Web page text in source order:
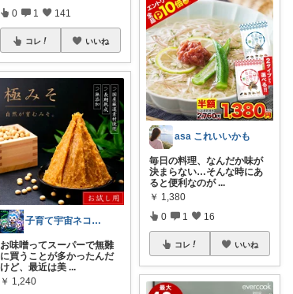
0 1 141
コレ いいね
子育て宇宙ネコ🐈育児日用品ROOM🏠
お味噌ってスーパーで無難
に買うことが多かったんだ
けど、最近は美 ...
￥ 1,240
asa これいいかも
毎日の料理、なんだか味が
決まらない…そんな時にあ
ると便利なのが ...
￥ 1,380
0 1 16
コレ いいね